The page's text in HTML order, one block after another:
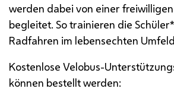
werden dabei von einer
begleitet. So trainieren die
Radfahren im lebensechten
Kostenlose Velobus-
können bestellt werden: